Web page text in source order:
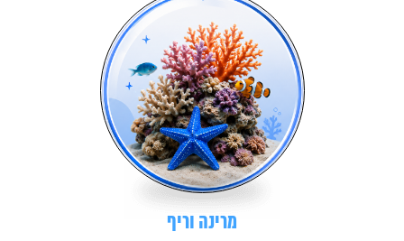
מרינה וריף